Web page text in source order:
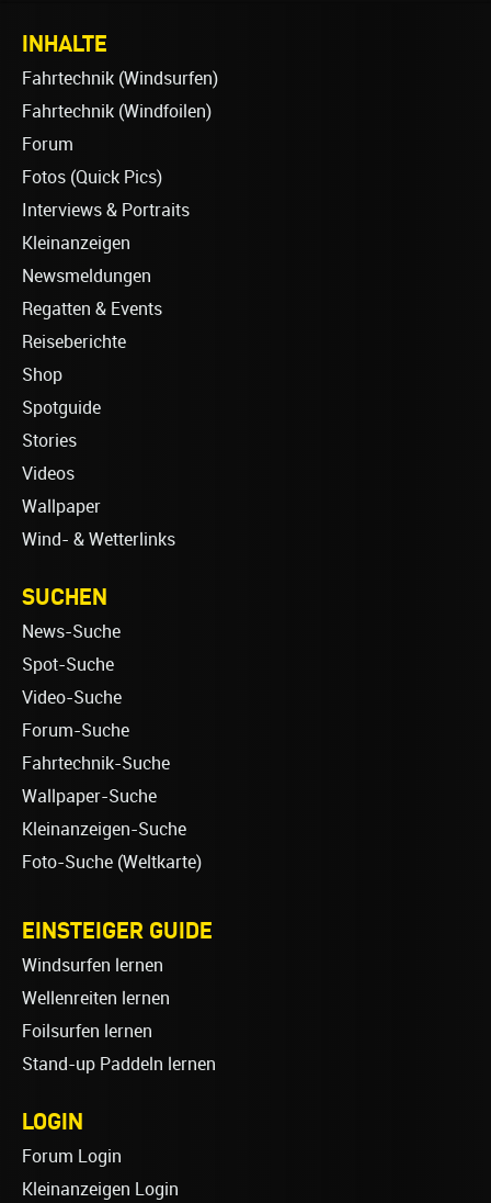
INHALTE
Fahrtechnik (Windsurfen)
Fahrtechnik (Windfoilen)
Forum
Fotos (Quick Pics)
Interviews & Portraits
Kleinanzeigen
Newsmeldungen
Regatten & Events
Reiseberichte
Shop
Spotguide
Stories
Videos
Wallpaper
Wind- & Wetterlinks
SUCHEN
News-Suche
Spot-Suche
Video-Suche
Forum-Suche
Fahrtechnik-Suche
Wallpaper-Suche
Kleinanzeigen-Suche
Foto-Suche (Weltkarte)
EINSTEIGER GUIDE
Windsurfen lernen
Wellenreiten lernen
Foilsurfen lernen
Stand-up Paddeln lernen
LOGIN
Forum Login
Kleinanzeigen Login